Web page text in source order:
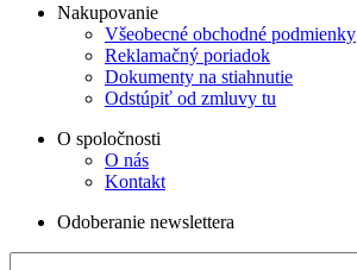
Nakupovanie
Všeobecné obchodné podmienky
Reklamačný poriadok
Dokumenty na stiahnutie
Odstúpiť od zmluvy tu
O spoločnosti
O nás
Kontakt
Odoberanie newslettera